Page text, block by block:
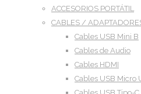
ACCESORIOS PORTÁTIL
CABLES /
Cables USB Mini B
Cables de Audio
Cables HDMI
Cables USB Micro